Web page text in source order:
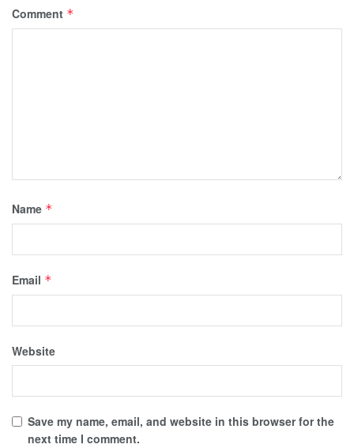
Comment *
Name *
Email *
Website
Save my name, email, and website in this browser for the
next time I comment.